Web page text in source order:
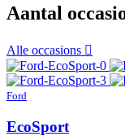
Aantal
Alle occasions
Ford
EcoSport